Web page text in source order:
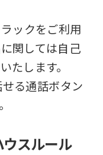
ックをご利用
関しては自己
たします。
る通話ボタン
スルール